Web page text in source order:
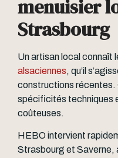
menuisier
Strasbourg
Un artisan local connaît
alsaciennes, qu’il
constructions récentes.
spécificités techniques
coûteuses.
HEBO intervient
Strasbourg et Saverne,